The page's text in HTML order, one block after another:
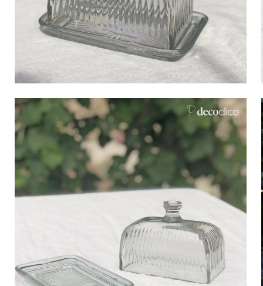
Bistro
Meeresufer
Zeitgenössisch
Haussmannscher Geist
Großes Hotel
Natürlich
Samt
Blondes Holz
Pappmaché
Glas
Zink und Galvano